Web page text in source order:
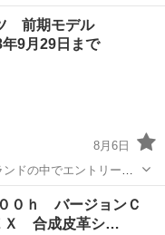
前期モデル
9月29日まで
8月6日
ドの中でエントリーモ
スCTの中古車となりま
ン多数装着！ フロン
００ｈ バージョンＣ
合成皮革シ…